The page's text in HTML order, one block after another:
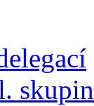
skupin